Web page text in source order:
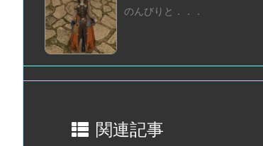
のんびりと．．．
関連記事